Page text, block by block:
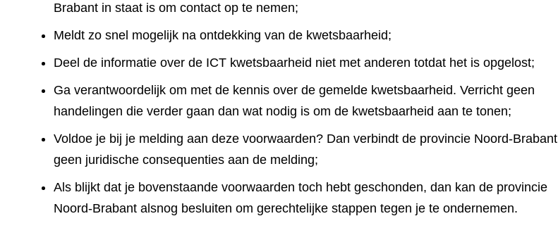
Brabant in staat is om contact op te nemen;
Meldt zo snel mogelijk na ontdekking van de kwetsbaarheid;
Deel de informatie over de ICT kwetsbaarheid niet met anderen totdat het is opgelost;
Ga verantwoordelijk om met de kennis over de gemelde kwetsbaarheid. Verricht geen
handelingen die verder gaan dan wat nodig is om de kwetsbaarheid aan te tonen;
Voldoe je bij je melding aan deze voorwaarden? Dan verbindt de provincie Noord-Brabant
geen juridische consequenties aan de melding;
Als blijkt dat je bovenstaande voorwaarden toch hebt geschonden, dan kan de provincie
Noord-Brabant alsnog besluiten om gerechtelijke stappen tegen je te ondernemen.